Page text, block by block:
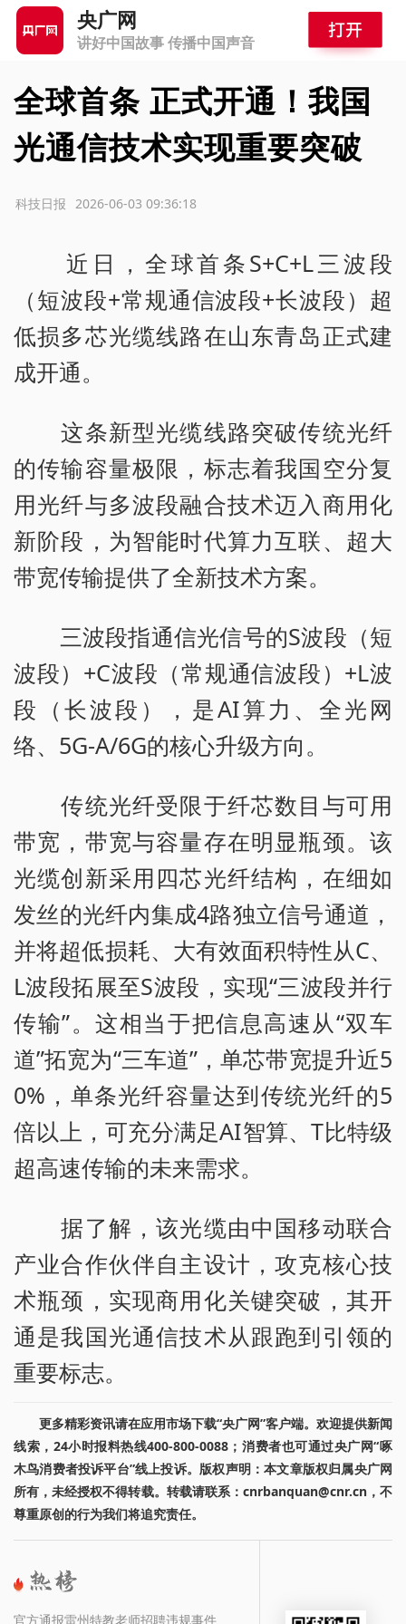
央广网
讲好中国故事 传播中国声音
全球首条 正式开通！我国
光通信技术实现重要突破
2026-06-03 09:36:18
科技日报
近日，全球首条S+C+L三波段
（短波段+常规通信波段+长波段）超
低损多芯光缆线路在山东青岛正式建
成开通。
这条新型光缆线路突破传统光纤
的传输容量极限，标志着我国空分复
用光纤与多波段融合技术迈入商用化
新阶段，为智能时代算力互联、超大
带宽传输提供了全新技术方案。
三波段指通信光信号的S波段（短
波段）+C波段（常规通信波段）+L波
段（长波段），是AI算力、全光网
络、5G-A/6G的核心升级方向。
传统光纤受限于纤芯数目与可用
带宽，带宽与容量存在明显瓶颈。该
光缆创新采用四芯光纤结构，在细如
发丝的光纤内集成4路独立信号通道，
并将超低损耗、大有效面积特性从C、
L波段拓展至S波段，实现“三波段并行
传输”。这相当于把信息高速从“双车
道”拓宽为“三车道”，单芯带宽提升近5
0%，单条光纤容量达到传统光纤的5
倍以上，可充分满足AI智算、T比特级
超高速传输的未来需求。
据了解，该光缆由中国移动联合
产业合作伙伴自主设计，攻克核心技
术瓶颈，实现商用化关键突破，其开
通是我国光通信技术从跟跑到引领的
重要标志。
更多精彩资讯请在应用市场下载“央广网”客户端。欢迎提供新闻
线索，24小时报料热线400-800-0088；消费者也可通过央广网“啄
木鸟消费者投诉平台”线上投诉。版权声明：本文章版权归属央广网
所有，未经授权不得转载。转载请联系：cnrbanquan@cnr.cn，不
尊重原创的行为我们将追究责任。
官方通报雷州特教老师招聘违规事件